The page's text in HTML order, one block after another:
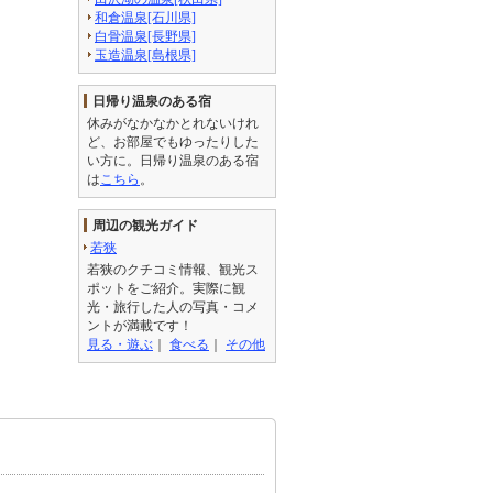
和倉温泉[石川県]
白骨温泉[長野県]
玉造温泉[島根県]
日帰り温泉のある宿
休みがなかなかとれないけれ
ど、お部屋でもゆったりした
い方に。日帰り温泉のある宿
は こちら 。
周辺の観光ガイド
若狭
若狭のクチコミ情報、観光ス
ポットをご紹介。実際に観
光・旅行した人の写真・コメ
ントが満載です！
見る・遊ぶ ｜ 食べる ｜ その他